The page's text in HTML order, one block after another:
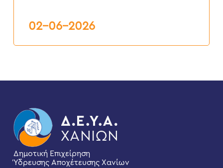
202602-06-2026
Δημοτική Επιχείρηση
Ύδρευσης Αποχέτευσης Χανίων